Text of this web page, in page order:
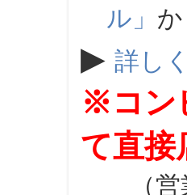
ル」
▶ 詳し
※コン
て直接
（営